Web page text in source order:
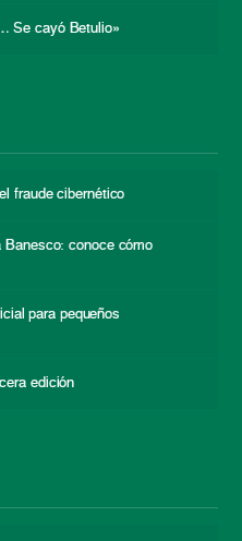
Se cayó Betulio»
fraude cibernético
Banesco: conoce cómo
para pequeños
edición